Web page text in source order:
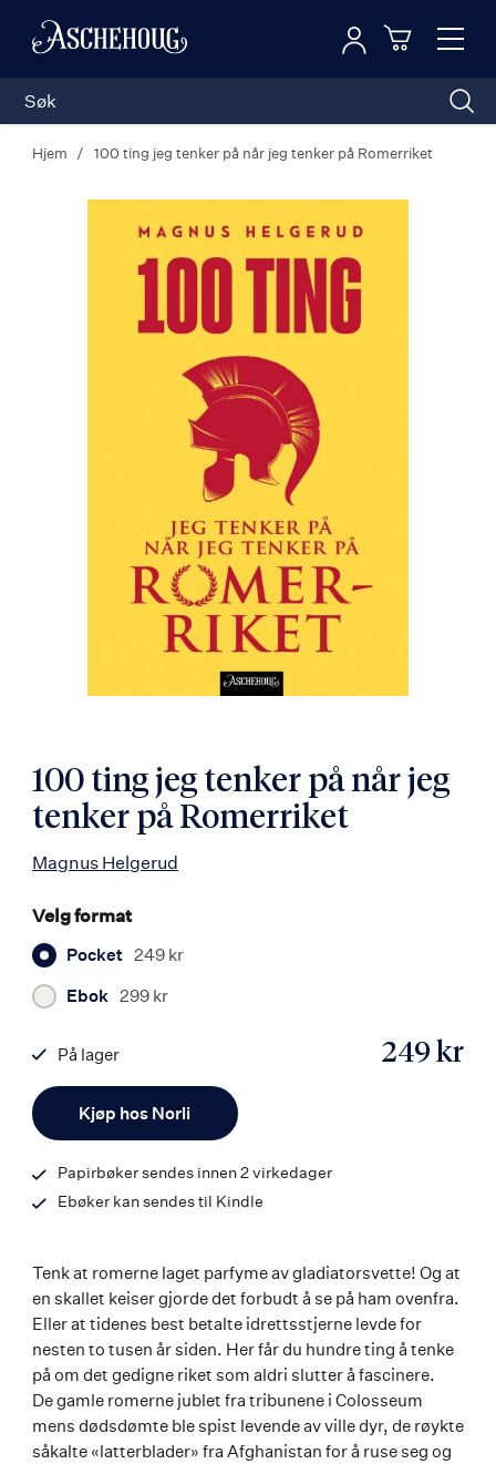
Toggle
Logg inn
Hjem 100 ting jeg tenker på når jeg tenker på Romerriket
100 ting jeg tenker på når jeg
tenker på Romerriket
Magnus Helgerud
Velg format
Pocket 249 kr
Ebok 299 kr
Kjøp hos Norli
249 kr
På lager
9788203456268
Papirbøker sendes innen 2 virkedager
Ebøker kan sendes til Kindle
Tenk at romerne laget parfyme av gladiatorsvette! Og at
en skallet keiser gjorde det forbudt å se på ham ovenfra.
Eller at tidenes best betalte idrettsstjerne levde for
nesten to tusen år siden. Her får du hundre ting å tenke
på om det gedigne riket som aldri slutter å fascinere.
De gamle romerne jublet fra tribunene i Colosseum
mens dødsdømte ble spist levende av ville dyr, de røykte
såkalte «latterblader» fra Afghanistan for å ruse seg og